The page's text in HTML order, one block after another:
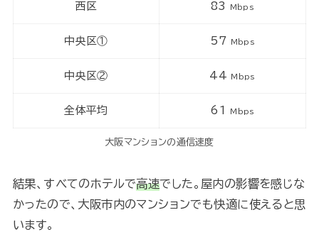
西区 83 Mbps
中央区① 57 Mbps
中央区② 44 Mbps
全体平均 61 Mbps
大阪マンションの通信速度
結果、すべてのホテルで高速でした。屋内の影響を感じな
かったので、大阪市内のマンションでも快適に使えると思
います。